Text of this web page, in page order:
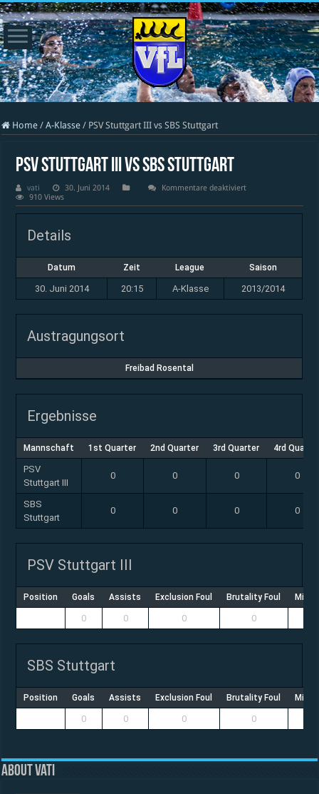
Home / A-Klasse / PSV Stuttgart III vs SBS Stuttgart
PSV Stuttgart III vs SBS Stuttgart
vati 30. Juni 2014 Kommentare deaktiviertfür
Stuttgart
III
910 Views
Details
Datum Zeit League Saison
30. Juni 2014 20:15 A-Klasse 2013/2014
Austragungsort
Freibad Rosental
Ergebnisse
Mannschaft 1st Quarter 2nd Quarter 3rd Quarter 4rd
PSV
Stuttgart III
0 0 0 0
SBS
Stuttgart
0 0 0 0
PSV Stuttgart III
Position Goals Assists Exclusion Foul Brutality Foul
0 0 0 0
SBS Stuttgart
Position Goals Assists Exclusion Foul Brutality Foul
0 0 0 0
About vati